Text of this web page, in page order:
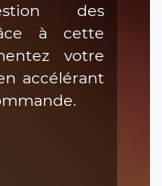
des
à cette
votre
accélérant